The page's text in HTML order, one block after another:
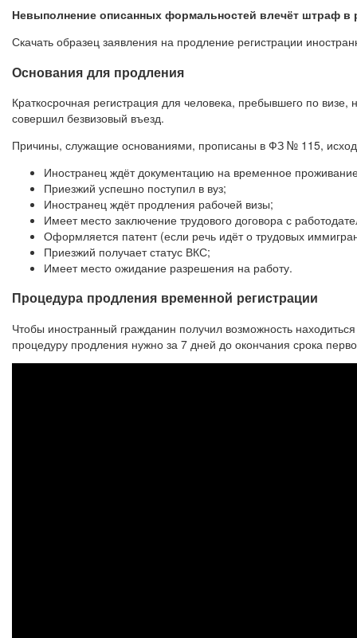
Невыполнение описанных формальностей влечёт штраф в
Скачать образец заявления на продление регистрации
Основания для продления
Краткосрочная регистрация для человека, пребывшего по
совершил безвизовый въезд.
Причины, служащие основаниями, прописаны в ФЗ № 115,
Иностранец ждёт документацию на временное
Приезжий успешно поступил в вуз;
Иностранец ждёт продления рабочей визы;
Имеет место заключение трудового договора с
Оформляется патент (если речь идёт о трудовых
Приезжий получает статус ВКС;
Имеет место ожидание разрешения на работу.
Процедура продления временной регистрации
Чтобы иностранный гражданин получил возможность
процедуру продления нужно за 7 дней до окончания срока